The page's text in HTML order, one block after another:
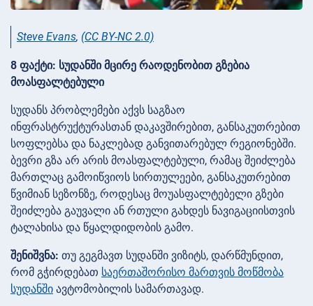
Steve Evans, (CC BY-NC 2.0)
8 ფაქტი: სუდანში მცირე რაოდენობით გზებია
მოასფალტებული
სუდანს პრობლემები აქვს საგზაო
ინფრასტრუქტურასთან დაკავშირებით, განსაკუთრებით
სოფლებსა და ნაკლებად განვითარებულ რეგიონებში.
ბევრი გზა არ არის მოასფალტებული, რამაც შეიძლება
მართლაც გამოიწვიოს სირთულეები, განსაკუთრებით
წვიმიან სეზონზე, როდესაც მოუასფალტებელი გზები
შეიძლება გაუვალი ან რთული გახდეს ნავიგაციისთვის
ტალახისა და წყალდიდობის გამო.
შენიშვნა: თუ გეგმავთ სუდანში ვიზიტს, დარწმუნდით,
რომ გჭირდებათ საერთაშორისო მართვის მოწმობა
სუდანში ავტომობილის სამართავად.